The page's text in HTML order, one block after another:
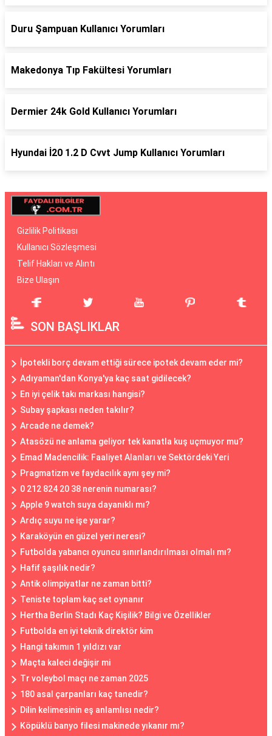
Duru Şampuan Kullanıcı Yorumları
Makedonya Tıp Fakültesi Yorumları
Dermier 24k Gold Kullanıcı Yorumları
Hyundai İ20 1.2 D Cvvt Jump Kullanıcı Yorumları
Gizlilik Politikası
Kullanıcı Sözleşmesi
Telif Hakları ve Alıntı
Bize Ulaşın
SON BAŞLIKLAR
İpotekli borç devam ettiği sürece ipotek devam eder mi?
Adıyaman'dan Konya'ya kaç saat gidilecek?
En iyi çelik takı markası hangisi?
Subay şapkası neden takılır?
Arcade ne demek?
Atasözü ne anlama geliyor tek kanatla kuş uçmuyor mu?
Emad Madencilik: Faaliyet Alanları ve Sektördeki Yeri
Pragmatizm ve faydacılık aynı şey mi?
0 212 824 20 38 nerenin numarası?
Apple 9 watch suya dayanıklı mı?
Ardıç suyu ne işe yarar?
Karaköyün en güzel yeri neresi?
Futbolda yabancı oyuncu sınırlandırılması olmalı mı?
Hafif şaşılık nedir?
Antik olimpiyatlar ne zaman bitti?
Teniste toplam kaç set oynanır
Hertha Berlin Stadı Kaç Kişilik? Bilgi ve Özellikler
Futbolda en iyi teknik direktör kim
Hangi takımın 1 yıldızı var
Maçta kaleci değişir mi
Tr voleybol maçı ne zaman 2025
180 asal çarpanları kaç tanedir?
Dilin kelimesinin eş anlamlısı nedir?
Köpüklü banyo filesi makinede yıkanır mı?